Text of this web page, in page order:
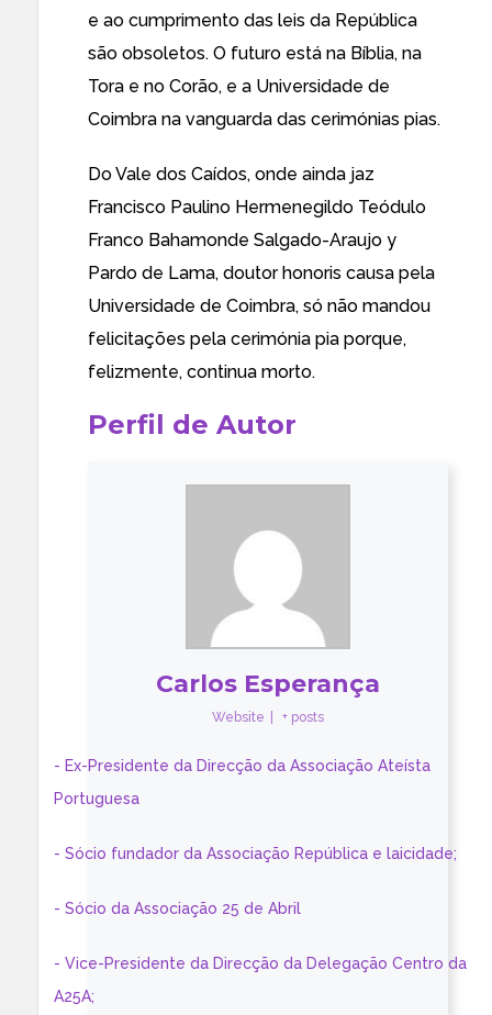
e ao cumprimento das leis da República
são obsoletos. O futuro está na Bíblia, na
Tora e no Corão, e a Universidade de
Coimbra na vanguarda das cerimónias pias.
Do Vale dos Caídos, onde ainda jaz
Francisco Paulino Hermenegildo Teódulo
Franco Bahamonde Salgado-Araujo y
Pardo de Lama, doutor honoris causa pela
Universidade de Coimbra, só não mandou
felicitações pela cerimónia pia porque,
felizmente, continua morto.
Perfil de Autor
Carlos Esperança
Website + posts
- Ex-Presidente da Direcção da Associação Ateísta
Portuguesa
- Sócio fundador da Associação República e laicidade;
- Sócio da Associação 25 de Abril
- Vice-Presidente da Direcção da Delegação Centro da
A25A;